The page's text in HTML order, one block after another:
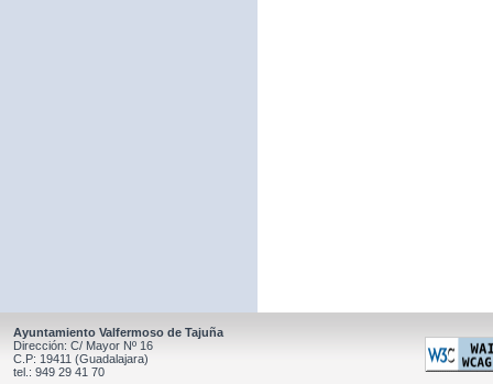
Ayuntamiento Valfermoso de Tajuña
Dirección: C/ Mayor Nº 16
C.P: 19411 (Guadalajara)
tel.: 949 29 41 70